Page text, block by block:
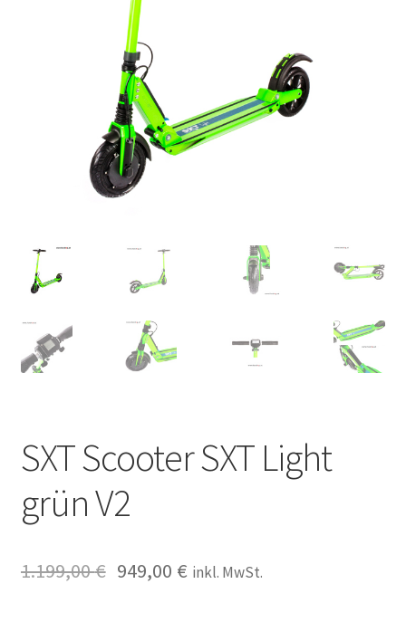
SXT Scooter SXT Light
grün V2
1.199,00€ 949,00 € inkl. MwSt.